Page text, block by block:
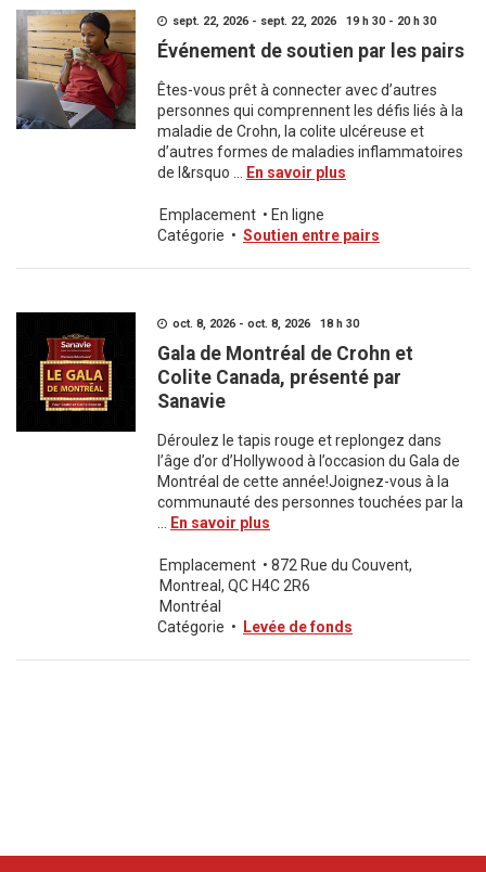
sept. 22, 2026 - sept. 22, 2026 19 h 30 - 20 h 30
Événement de soutien par les pairs
Êtes-vous prêt à connecter avec d’autres
personnes qui comprennent les défis liés à la
maladie de Crohn, la colite ulcéreuse et
d’autres formes de maladies inflammatoires
de l&rsquo ...
En savoir plus
Emplacement • En ligne
Catégorie • Soutien entre pairs
oct. 8, 2026 - oct. 8, 2026 18 h 30
Gala de Montréal de Crohn et
Colite Canada, présenté par
Sanavie
Déroulez le tapis rouge et replongez dans
l’âge d’or d’Hollywood à l’occasion du Gala de
Montréal de cette année!Joignez-vous à la
communauté des personnes touchées par la
En savoir plus
Emplacement • 872 Rue du Couvent,
Montreal, QC H4C 2R6
Montréal
Catégorie • Levée de fonds